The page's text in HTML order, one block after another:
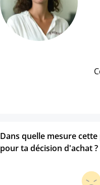
Dans quelle mesure
pour ta décision d'achat ?